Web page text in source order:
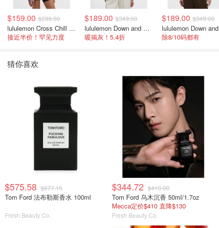
$159.00 $299.00
lululemon Cross Chill 女士运动外套
接近半价！罕见力度
$189.00 $349.00
lululemon Down and Around 羽绒夹克
暖揭灰！5.4折
$189.00 $349.00
除8/10码都有
猜你喜欢
$575.58 $677.15
Tom Ford 法布勒斯香水 100ml
Fresh Beauty Co.
$344.72 $410.00
Tom Ford 乌木沉香 50ml/1.7oz
Mecca定价$410 直降$130
Fresh Beauty Co.